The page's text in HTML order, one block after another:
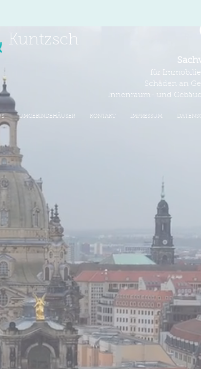
für
Schäden an
Innenraum- und
UMGEBINDEHÄUSER KONTAKT IMPRESSUM